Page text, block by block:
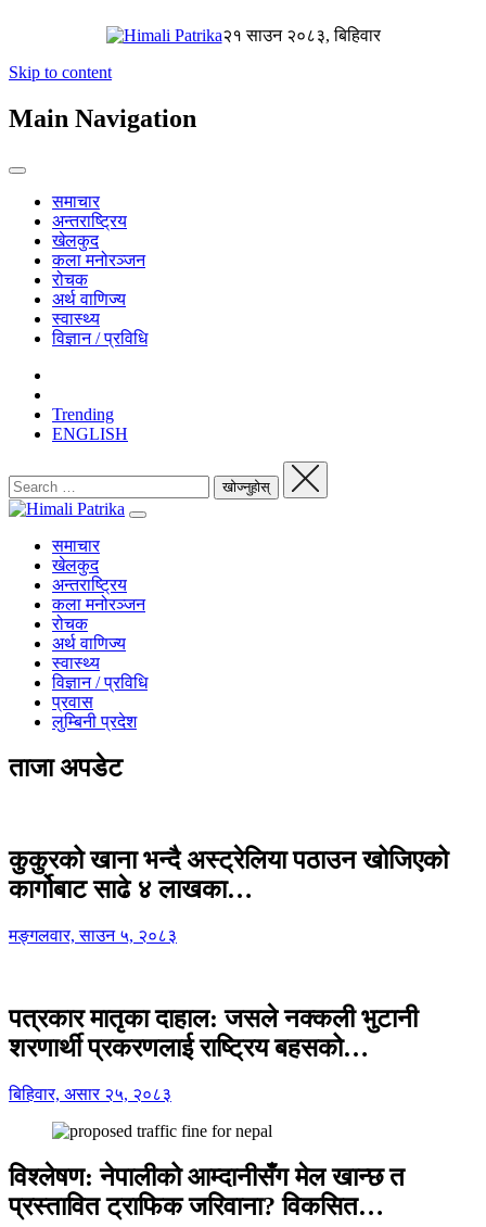
२१ साउन २०८३, बिहिवार
Skip to content
Main Navigation
समाचार
अन्तराष्ट्रिय
खेलकुद
कला मनोरञ्जन
रोचक
अर्थ वाणिज्य
स्वास्थ्य
विज्ञान / प्रविधि
Trending
ENGLISH
समाचार
खेलकुद
अन्तराष्ट्रिय
कला मनोरञ्जन
रोचक
अर्थ वाणिज्य
स्वास्थ्य
विज्ञान / प्रविधि
प्रवास
लुम्बिनी प्रदेश
ताजा अपडेट
कुकुरको खाना भन्दै अस्ट्रेलिया पठाउन खोजिएको
कार्गोबाट साढे ४ लाखका…
मङ्गलवार, साउन ५, २०८३
पत्रकार मातृका दाहाल: जसले नक्कली भुटानी
शरणार्थी प्रकरणलाई राष्ट्रिय बहसको…
बिहिवार, असार २५, २०८३
विश्लेषण: नेपालीको आम्दानीसँग मेल खान्छ त
प्रस्तावित ट्राफिक जरिवाना? विकसित…